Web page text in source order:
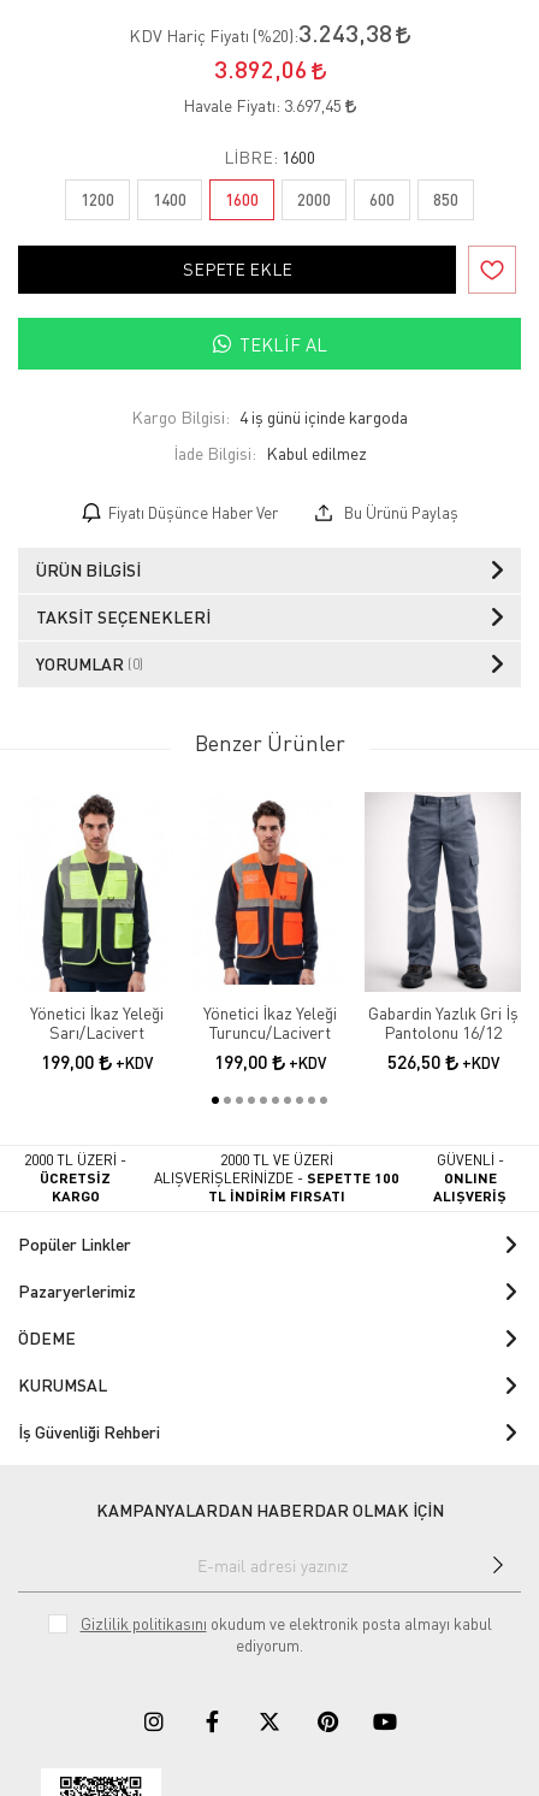
KDV Hariç Fiyatı (%20):3.243,38
3.892,06
Havale Fiyatı: 3.697,45
LIBRE: 1600
1200 1400 1600 2000 600 850
SEPETE EKLE
TEKLIF AL
Kargo Bilgisi: 4 iş günü içinde kargoda
İade Bilgisi:
Fiyatı Düşünce Haber Ver Bu Ürünü Paylaş
ÜRÜN BILGISI
TAKSIT SEÇENEKLERI
YORUMLAR (0)
Benzer Ürünler
Yönetici İkaz Yeleği
Sarı/Lacivert
199,00 +KDV
Yönetici İkaz Yeleği
Turuncu/Lacivert
199,00 +KDV
Gabardin Yazlık Gri İş
Pantolonu 16/12
526,50 +KDV
2000 TL ÜZERİ -
ÜCRETSİZ
KARGO
2000 TL VE ÜZERİ
ALIŞVERİŞLERİNİZDE -SEPETTE 100
TL İNDİRİM FIRSATI
GÜVENLİ -
ONLINE
ALIŞVERİŞ
Popüler Linkler
Pazaryerlerimiz
ÖDEME
KURUMSAL
İş Güvenliği Rehberi
KAMPANYALARDAN HABERDAR OLMAK İÇİN
Gizlilik politikasını okudum ve elektronik posta almayı kabul
ediyorum.